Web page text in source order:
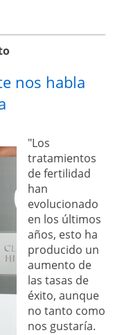
nos habla
"Los
tratamientos
de fertilidad
han
evolucionado
en los últimos
años, esto ha
producido un
aumento de
las tasas de
éxito, aunque
no tanto como
nos gustaría.